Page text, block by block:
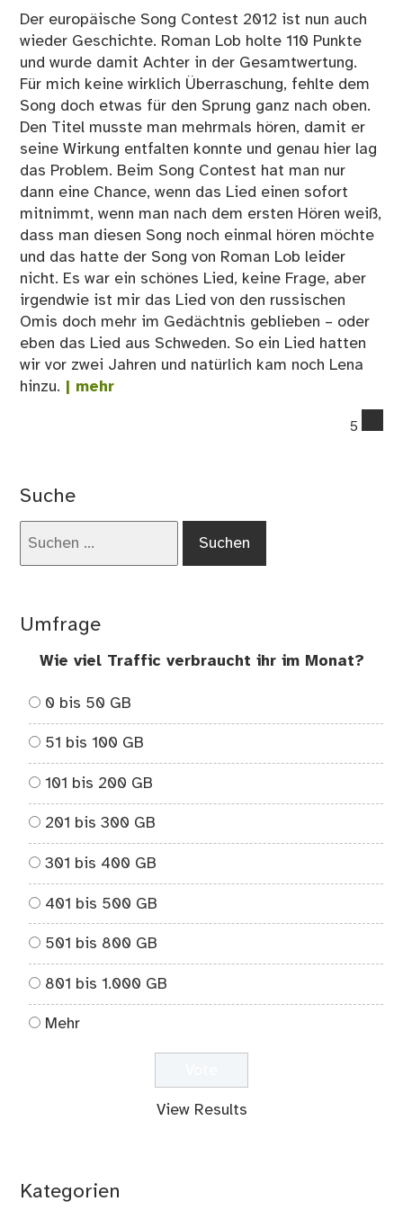
Der europäische Song Contest 2012 ist nun auch
wieder Geschichte. Roman Lob holte 110 Punkte
und wurde damit Achter in der Gesamtwertung.
Für mich keine wirklich Überraschung, fehlte dem
Song doch etwas für den Sprung ganz nach oben.
Den Titel musste man mehrmals hören, damit er
seine Wirkung entfalten konnte und genau hier lag
das Problem. Beim Song Contest hat man nur
dann eine Chance, wenn das Lied einen sofort
mitnimmt, wenn man nach dem ersten Hören weiß,
dass man diesen Song noch einmal hören möchte
und das hatte der Song von Roman Lob leider
nicht. Es war ein schönes Lied, keine Frage, aber
irgendwie ist mir das Lied von den russischen
Omis doch mehr im Gedächtnis geblieben – oder
eben das Lied aus Schweden. So ein Lied hatten
wir vor zwei Jahren und natürlich kam noch Lena
hinzu. | mehr
5
Suche
Umfrage
Wie viel Traffic verbraucht ihr im Monat?
0 bis 50 GB
51 bis 100 GB
101 bis 200 GB
201 bis 300 GB
301 bis 400 GB
401 bis 500 GB
501 bis 800 GB
801 bis 1.000 GB
Mehr
View Results
Kategorien